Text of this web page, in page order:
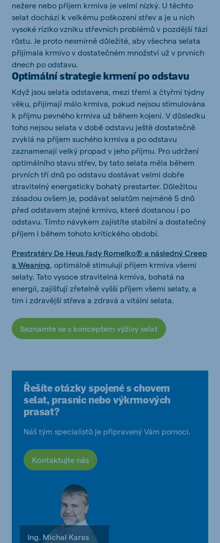
nežere nebo příjem krmiva je velmi nízký. U těchto
selat dochází k velkému poškození střev a je u nich
vysoké riziko vzniku střevních problémů v pozdější fázi
růstu. Je proto nesmírně důležité, aby všechna selata
přijímala krmivo v dostatečném množství už v prvních
dnech po odstavu.
Optimální strategie krmení po odstavu
Když jsou selata odstavena, mezi třemi a čtyřmi týdny
věku, přijímají málo krmiva, pokud nejsou stimulována
k příjmu pevného krmiva už během kojení. V důsledku
toho nejsou selata v době odstavu ještě dostatečně
zvyklá na příjem suchého krmiva a po odstavu
zaznamenají velký propad v jeho příjmu. Pro udržení
optimálního stavu střev, by tato selata měla během
prvních tří dnů po odstavu dostávat velmi dobře
stravitelný energeticky bohatý prestarter. Důležitou
zásadou ovšem je, podávat selatům nejméně 5 dnů
před odstavem stejné krmivo, které dostanou i po
odstavu. Tímto návykem zajistíte stabilní a dostatečný
příjem i během tohoto kritického období.
Prestratéry De Heus řady Romelko® a následný Creep
a Weaning, optimálně stimulují příjem krmiva všemi
selaty. Tato vysoce stravitelná krmiva, bohatá na
energii, zajišťují zřetelně vyšší příjem všemi selaty, a
tím i zdravější střeva a zdravá a vitální selata.
Seznamte se s konceptem výživy selat
Řešíte otázky spojené s chovem
selat, prasnic nebo výkrmových
prasat?
Náš tým specialistů je připravený Vám pomoci.
Kontaktujte nás
Ing. Michal Karas